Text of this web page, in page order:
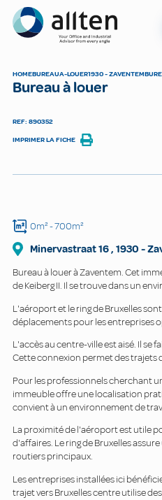
Allten
TROUVER
HOMEBUREAUA-LOUER1930 - ZAVENTEM
Bureau à louer
REF: 890352
IMPRIMER LA FICHE
0m²- 700m²
Minervastraat16, 1930 -
Bureau à louer à Zaventem. Cet
de Keiberg II. Il se trouve dans un
L'aéroport et le ring de Bruxelles
déplacements pour les entreprises
L'accès au centre-ville est aisé. Il se
Cette connexion permet des trajets
Pour les professionnels cherchant
immeuble offre une localisation
convient à un environnement de
La proximité de l'aéroport est utile
d'affaires. Le ring de Bruxelles
routiers principaux.
Les entreprises installées ici
trajet vers Bruxelles centre utilise